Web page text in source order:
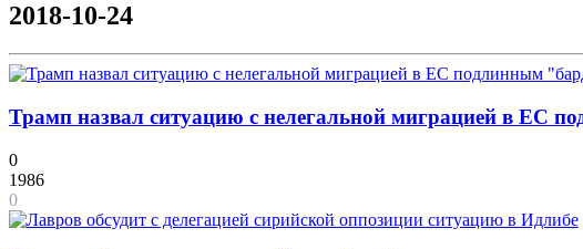
2018-10-24
Трамп назвал ситуацию с нелегальной миграцией в ЕС
0
1986
0